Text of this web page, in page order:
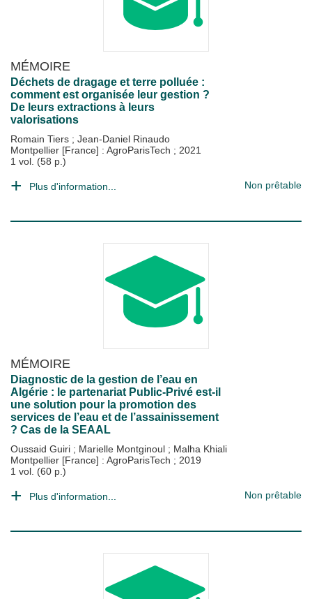
MÉMOIRE
Déchets de dragage et terre polluée :
comment est organisée leur gestion ?
De leurs extractions à leurs
valorisations
Romain Tiers ; Jean-Daniel Rinaudo
Montpellier [France] : AgroParisTech ; 2021
1 vol. (58 p.)
Plus d'information... Non prêtable
MÉMOIRE
Diagnostic de la gestion de l’eau en
Algérie : le partenariat Public-Privé est-il
une solution pour la promotion des
services de l’eau et de l’assainissement
? Cas de la SEAAL
Oussaid Guiri ; Marielle Montginoul ; Malha Khiali
Montpellier [France] : AgroParisTech ; 2019
1 vol. (60 p.)
Plus d'information... Non prêtable